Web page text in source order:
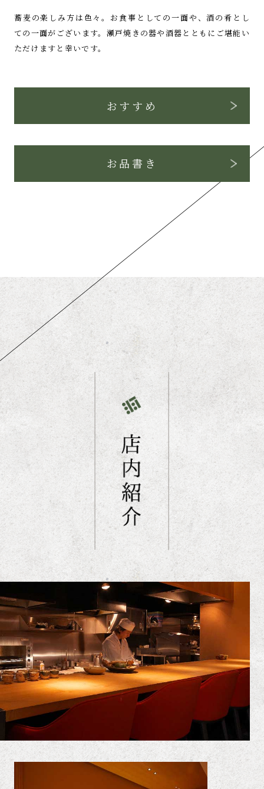
蕎麦の楽しみ方は色々。お食事としての一面や、酒の肴とし
ての一面がございます。 瀬戸焼きの器や酒器とともに ご堪能い
ただけますと幸いです。
おすすめ
お品書き